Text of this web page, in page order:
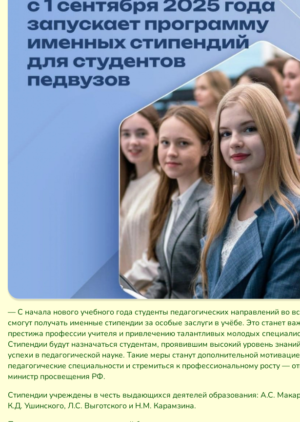
— С начала нового учебного года студенты педагогических направлений во
смогут получать именные стипендии за особые заслуги в учёбе. Это станет
престижа профессии учителя и привлечению талантливых молодых
Стипендии будут назначаться студентам, проявившим высокий уровень
успехи в педагогической науке. Такие меры станут дополнительной
педагогические специальности и стремиться к профессиональному росту —
министр просвещения РФ.
Стипендии учреждены в честь выдающихся деятелей образования: А.С.
К.Д. Ушинского, Л.С. Выготского и Н.М. Карамзина.